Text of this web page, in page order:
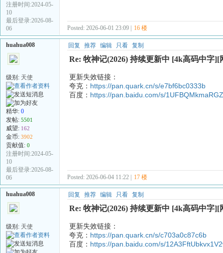
注册时间:2024-05-
10
最后登录:2026-08-
06
Posted: 2026-06-01 23:09 | 16 楼
huahua008
级别: 天使
精华: 0
发帖: 5501
威望: 162
金币: 3902
贡献值: 0
注册时间:2024-05-
10
最后登录:2026-08-
06
回复 推荐 编辑 只看 复制
Re: 牧神记(2026) 持续更新中 [4k高码中字][
更新失效链接：
夸克： https://pan.quark.cn/s/e7bf6bc0333b
百度： https://pan.baidu.com/s/
Posted: 2026-06-04 11:22 | 17 楼
huahua008
级别: 天使
回复 推荐 编辑 只看 复制
Re: 牧神记(2026) 持续更新中 [4k高码中字][
更新失效链接：
夸克： https://pan.quark.cn/s/c703a0c87c6b
百度： https://pan.baidu.com/s/